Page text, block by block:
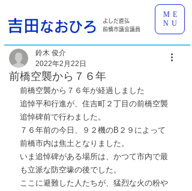
ME
NU
吉田 なおひろ
よしだ直弘
前橋市議会議員
前橋空襲から７６年
鈴木 俊介
2022年2月22日
前橋空襲から７６年が経過しました
追悼平和行進が、住吉町２丁目の前橋空襲
追悼碑前で行わました。
７６年前の今日、９２機のB２９によって
前橋市内は焦土となりました。
いま追悼碑がある場所は、かつて市内で最
も立派な防空壕の後でした。
ここに避難した人たちが、猛烈な火の粉や